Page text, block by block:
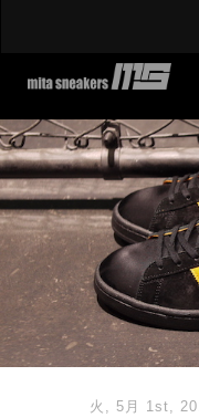
火, 5月 1st,